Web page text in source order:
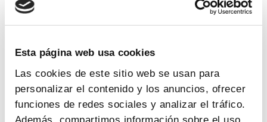
Esta página web usa cookies
Las cookies de este sitio web se usan para
personalizar el contenido y los anuncios, ofrecer
funciones de redes sociales y analizar el tráfico.
Además, compartimos información sobre el uso
creencia de que la brecha entre la capacidad científica
soluciones políticas globales
al acceso a los nuevos medicamentos.
Para asegurar el éxito de la alianza, los participantes
defienden que el continente necesita un ecosistema
sólido para la innovación, que esté respaldado por un